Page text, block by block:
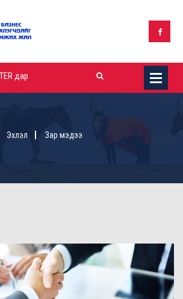
Эхлэл Зар мэдээ